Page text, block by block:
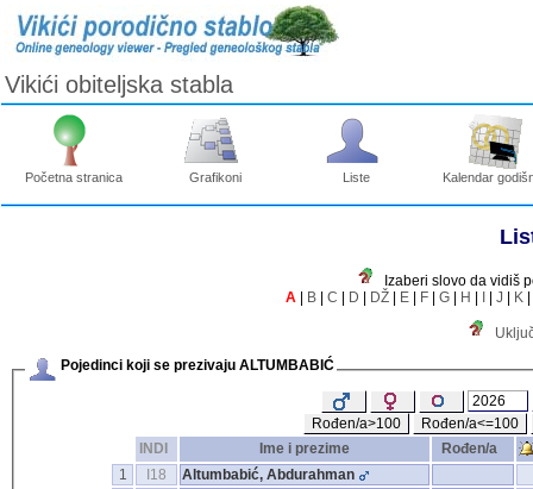
Vikići obiteljska stabla
Početna stranica Grafikoni Liste Kalendar
Izaberi slovo da vidiš
A| B| C | D | DŽ| E| F| G| H | I| J | K|
Pojedinci koji se prezivaju ALTUMBABIĆ
Rođen/a>100
Rođen/a<=100
INDI
Ime i prezime
Rođen/a
1
I18
Altumbabić, Abdurahman